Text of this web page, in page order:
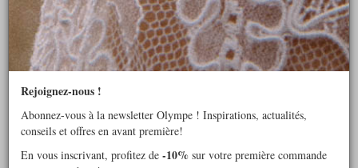
Rejoignez-nous !
Abonnez-vous à la newsletter Olympe ! Inspirations, actualités,
conseils et offres en avant première!
En vous inscrivant, profitez de -10% sur votre première commande
BRIDGITTE